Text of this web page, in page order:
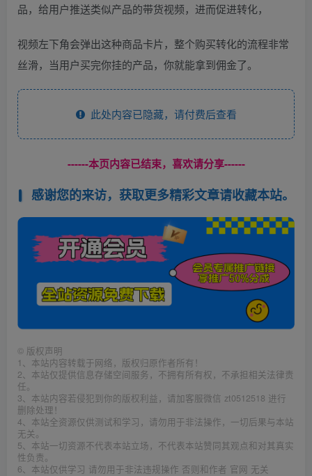
品，给用户推送类似产品的带货视频，进而促进转化，
视频左下角会弹出这种商品卡片，整个购买转化的流程非常
丝滑，当用户买完你挂的产品，你就能拿到佣金了。
此处内容已隐藏，请付费后查看
------本页内容已结束，喜欢请分享------
感谢您的来访，获取更多精彩文章请收藏本站。
© 版权声明
1、本站内容转载于网络，版权归原作者所有！
2、本站仅提供信息存储空间服务，不拥有所有权，不承担相关法律责
任。
3、本站内容若侵犯到你的版权利益，请加客服微信 zt0512518 进行
删除处理！
4、本站全资源仅供测试和学习，请勿用于非法操作，一切后果与本站
无关。
5、本站一切资源不代表本站立场，不代表本站赞同其观点和对其真实
性负责。
6、本站仅供学习 请勿用于非法违规操作 否则和作者 官网 无关